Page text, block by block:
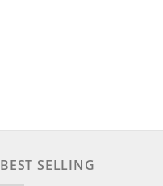
BEST SELLING